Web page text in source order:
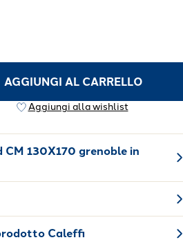
AGGIUNGI AL CARRELLO
Aggiungi alla wishlist
CM 130X170 grenoble in
Caleffi